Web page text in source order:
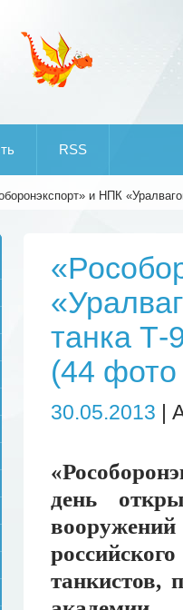
RSS
и НПК
танка Т-
(44 фото
30.05.2013 |
день
танкистов,